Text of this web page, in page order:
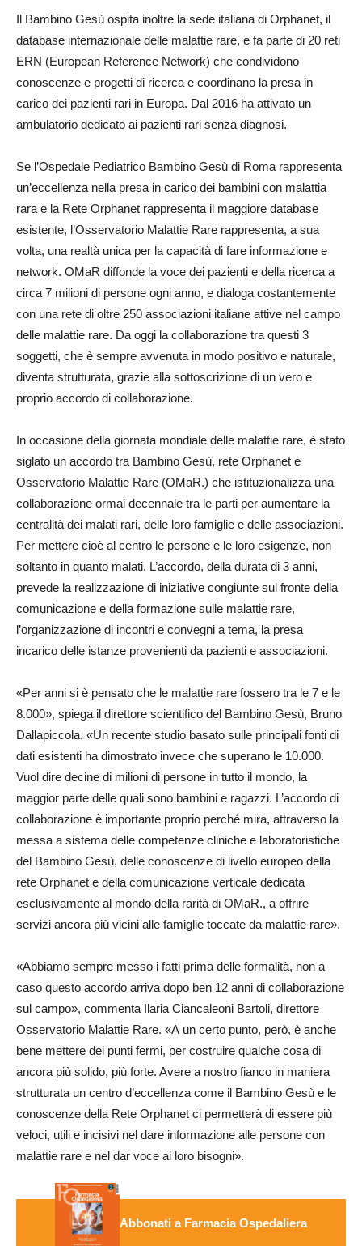
Il Bambino Gesù ospita inoltre la sede italiana di Orphanet, il
database internazionale delle malattie rare, e fa parte di 20 reti
ERN (European Reference Network) che condividono
conoscenze e progetti di ricerca e coordinano la presa in
carico dei pazienti rari in Europa. Dal 2016 ha attivato un
ambulatorio dedicato ai pazienti rari senza diagnosi.
Se l’Ospedale Pediatrico Bambino Gesù di Roma rappresenta
un’eccellenza nella presa in carico dei bambini con malattia
rara e la Rete Orphanet rappresenta il maggiore database
esistente, l’Osservatorio Malattie Rare rappresenta, a sua
volta, una realtà unica per la capacità di fare informazione e
network. OMaR diffonde la voce dei pazienti e della ricerca a
circa 7 milioni di persone ogni anno, e dialoga costantemente
con una rete di oltre 250 associazioni italiane attive nel campo
delle malattie rare. Da oggi la collaborazione tra questi 3
soggetti, che è sempre avvenuta in modo positivo e naturale,
diventa strutturata, grazie alla sottoscrizione di un vero e
proprio accordo di collaborazione.
In occasione della giornata mondiale delle malattie rare, è stato
siglato un accordo tra Bambino Gesù, rete Orphanet e
Osservatorio Malattie Rare (OMaR.) che istituzionalizza una
collaborazione ormai decennale tra le parti per aumentare la
centralità dei malati rari, delle loro famiglie e delle associazioni.
Per mettere cioè al centro le persone e le loro esigenze, non
soltanto in quanto malati. L’accordo, della durata di 3 anni,
prevede la realizzazione di iniziative congiunte sul fronte della
comunicazione e della formazione sulle malattie rare,
l’organizzazione di incontri e convegni a tema, la presa
incarico delle istanze provenienti da pazienti e associazioni.
«Per anni si è pensato che le malattie rare fossero tra le 7 e le
8.000», spiega il direttore scientifico del Bambino Gesù, Bruno
Dallapiccola. «Un recente studio basato sulle principali fonti di
dati esistenti ha dimostrato invece che superano le 10.000.
Vuol dire decine di milioni di persone in tutto il mondo, la
maggior parte delle quali sono bambini e ragazzi. L’accordo di
collaborazione è importante proprio perché mira, attraverso la
messa a sistema delle competenze cliniche e laboratoristiche
del Bambino Gesù, delle conoscenze di livello europeo della
rete Orphanet e della comunicazione verticale dedicata
esclusivamente al mondo della rarità di OMaR., a offrire
servizi ancora più vicini alle famiglie toccate da malattie rare».
«Abbiamo sempre messo i fatti prima delle formalità, non a
caso questo accordo arriva dopo ben 12 anni di collaborazione
sul campo», commenta Ilaria Ciancaleoni Bartoli, direttore
Osservatorio Malattie Rare. «A un certo punto, però, è anche
bene mettere dei punti fermi, per costruire qualche cosa di
ancora più solido, più forte. Avere a nostro fianco in maniera
strutturata un centro d’eccellenza come il Bambino Gesù e le
conoscenze della Rete Orphanet ci permetterà di essere più
veloci, utili e incisivi nel dare informazione alle persone con
malattie rare e nel dar voce ai loro bisogni».
Abbonati a Farmacia Ospedaliera